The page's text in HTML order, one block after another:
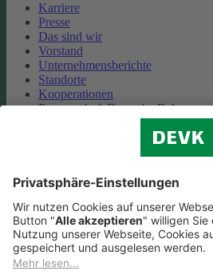
Karriere
Presse
Das sind wir
Vorstand
Unternehmensberichte
Standorte
Kooperationen
Partnerschaft Deutsche Bahn
Cookie-Einstellungen
Datenschutz
Impressum